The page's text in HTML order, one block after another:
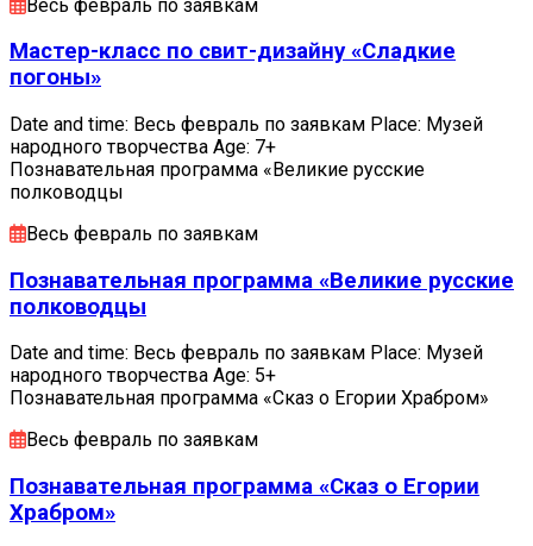
Весь февраль по заявкам
Мастер-класс по свит-дизайну «Сладкие
погоны»
Date and time: Весь февраль по заявкам Place: Музей
народного творчества Age: 7+
Познавательная программа «Великие русские
полководцы
Весь февраль по заявкам
Познавательная программа «Великие русские
полководцы
Date and time: Весь февраль по заявкам Place: Музей
народного творчества Age: 5+
Познавательная программа «Сказ о Егории Храбром»
Весь февраль по заявкам
Познавательная программа «Сказ о Егории
Храбром»